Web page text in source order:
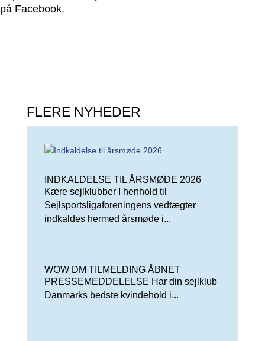
på Facebook.
FLERE NYHEDER
INDKALDELSE TIL ÅRSMØDE 2026
Kære sejlklubber I henhold til
Sejlsportsligaforeningens vedtægter
indkaldes hermed årsmøde i...
WOW DM TILMELDING ÅBNET
PRESSEMEDDELELSE Har din sejlklub
Danmarks bedste kvindehold i...